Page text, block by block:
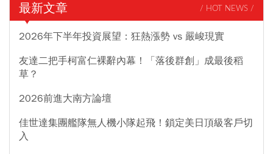
最新文章 / HOT NEWS /
2026年下半年投資展望：狂熱漲勢 vs 嚴峻現實
友達二把手柯富仁裸辭內幕！「落後群創」成最後稻
草？
2026前進大南方論壇
佳世達集團艦隊無人機小隊起飛！鎖定美日頂級客戶切
入